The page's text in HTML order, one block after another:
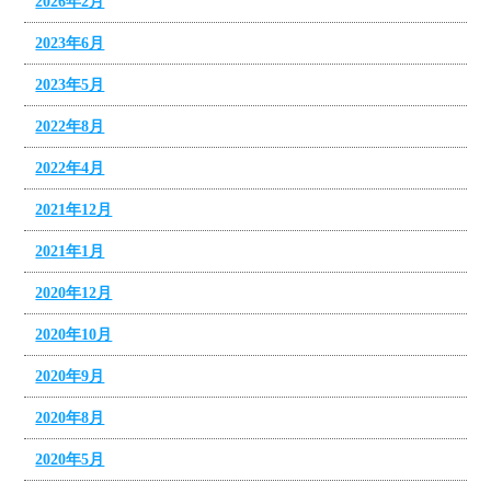
2023年6月
2023年5月
2022年8月
2022年4月
2021年12月
2021年1月
2020年12月
2020年10月
2020年9月
2020年8月
2020年5月